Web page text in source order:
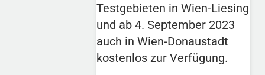
Testgebieten in Wien-Liesing
und ab 4. September 2023
auch in Wien-Donaustadt
kostenlos zur Verfügung.